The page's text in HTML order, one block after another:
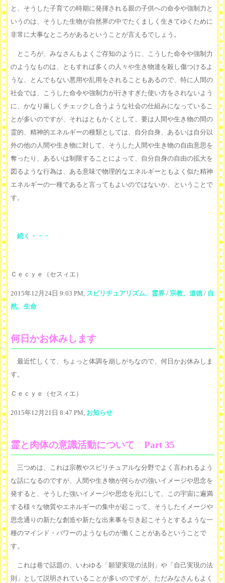
と、そうした子育ての時期に発揮される親の子供への命令や強制力と
いうのは、そうした生物が自然界の中でたくましく生きてゆくために
非常に大事なところがあるということが言えるでしょう。
ところが、みなさんもよくご存知のように、こうした命令や強制力
のようなものは、ともすれば多くの人々や生き物達を殺し傷つけるよ
うな、とんでもない悪用や乱用をされることもあるので、特に人間の
社会では、こうした命令や強制力が行きすぎた使い方をされないよう
に、かなり厳しくチェックし合うような社会の仕組みになっているこ
とが多いのですが、それはともかくとして、要は人間や生き物の間の
霊的、精神的エネルギーの種類としては、自分自身、あるいは自分以
外の他の人間や生き物に対して、そうした人間や生き物の自由意思を
奪ったり、あるいは制限することによって、自分自身の自由の拡大を
図るような行為は、ある意味で物理的なエネルギーともよく似た精神
エネルギーの一種であると言ってもよいのではないか、ということで
す。
続く・・・
Ｃｅｃｙｅ（セスィエ）
2015年12月24日 9:03 PM, スピリチュアリズム、霊界 / 宗教、道徳/ 自
然、生命
何日かお休みします
最近忙しくて、ちょっと体調を崩しがちなので、何日かお休みしま
す。
Ｃｅｃｙｅ（セスィエ）
2015年12月21日 8:47 PM, お知らせ
霊と肉体の意識活動について Part 35
三つめは、これは宗教やスピリチュアルな分野でよく言われるよう
な話になるのですが、人間や生き物が何らかの強いイメージや思念を
発すると、そうした強いイメージや思念を元にして、この宇宙に遍満
する様々な物質やエネルギーの集中が起こって、そうしたイメージや
思念通りの新たな創造や新たな出来事を引き起こそうとするような一
種のマインド・パワーのようなものが働くことがあるということで
す。
これは巷で話題の、いわゆる「願望実現の法則」や「自己実現の法
則」として説明されていることが多いのですが、ただみなさんもよく